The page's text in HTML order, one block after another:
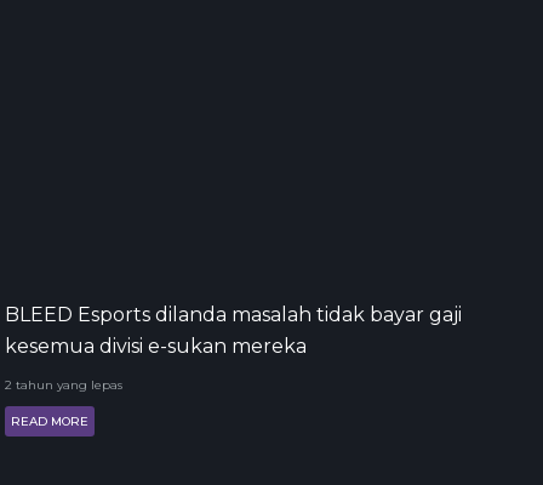
BLEED Esports dilanda masalah tidak bayar gaji
kesemua divisi e-sukan mereka
2 tahun yang lepas
READ MORE